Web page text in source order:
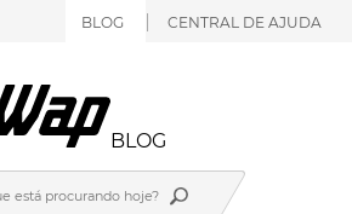
BLOG CENTRAL DE AJUDA
BLOG